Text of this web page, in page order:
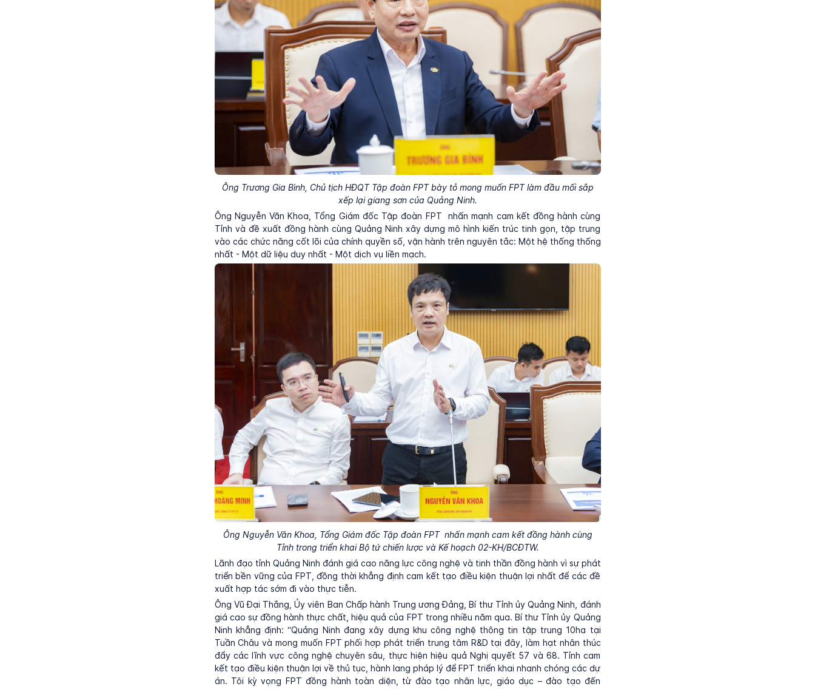
Ông Trương Gia Bình, Chủ tịch HĐQT Tập đoàn FPT bày tỏ mong muốn FPT làm đầu mối sắp
xếp lại giang sơn của Quảng Ninh.
Ông Nguyễn Văn Khoa, Tổng Giám đốc Tập đoàn FPT nhấn mạnh cam kết đồng hành cùng
Tỉnh và đề xuất đồng hành cùng Quảng Ninh xây dựng mô hình kiến trúc tinh gọn, tập trung
vào các chức năng cốt lõi của chính quyền số, vận hành trên nguyên tắc: Một hệ thống thống
nhất - Một dữ liệu duy nhất - Một dịch vụ liền mạch.
Ông Nguyễn Văn Khoa, Tổng Giám đốc Tập đoàn FPT nhấn mạnh cam kết đồng hành cùng
Tỉnh trong triển khai Bộ tứ chiến lược và Kế hoạch 02-KH/BCĐTW.
Lãnh đạo tỉnh Quảng Ninh đánh giá cao năng lực công nghệ và tinh thần đồng hành vì sự phát
triển bền vững của FPT, đồng thời khẳng định cam kết tạo điều kiện thuận lợi nhất để các đề
xuất hợp tác sớm đi vào thực tiễn.
Ông Vũ Đại Thắng, Ủy viên Ban Chấp hành Trung ương Đảng, Bí thư Tỉnh ủy Quảng Ninh, đánh
giá cao sự đồng hành thực chất, hiệu quả của FPT trong nhiều năm qua. Bí thư Tỉnh ủy Quảng
Ninh khẳng định: “Quảng Ninh đang xây dựng khu công nghệ thông tin tập trung 10ha tại
Tuần Châu và mong muốn FPT phối hợp phát triển trung tâm R&D tại đây, làm hạt nhân thúc
đẩy các lĩnh vực công nghệ chuyên sâu, thực hiện hiệu quả Nghị quyết 57 và 68. Tỉnh cam
kết tạo điều kiện thuận lợi về thủ tục, hành lang pháp lý để FPT triển khai nhanh chóng các dự
án. Tôi kỳ vọng FPT đồng hành toàn diện, từ đào tạo nhân lực, giáo dục – đào tạo đến